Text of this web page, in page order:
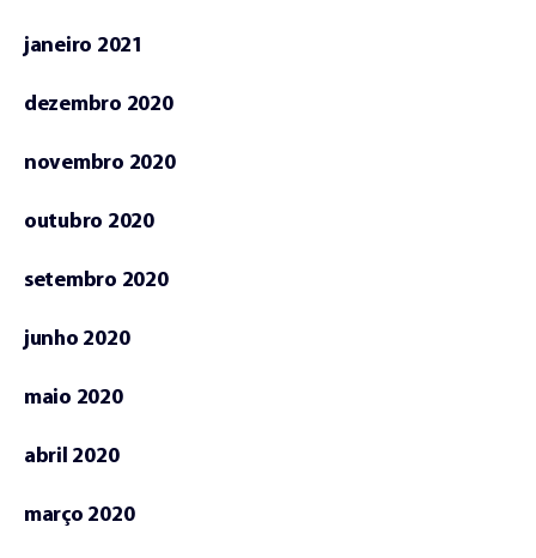
janeiro 2021
dezembro 2020
novembro 2020
outubro 2020
setembro 2020
junho 2020
maio 2020
abril 2020
março 2020